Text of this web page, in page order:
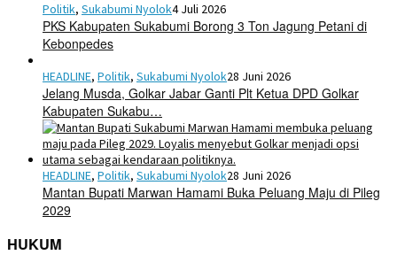
Politik, Sukabumi Nyolok4 Juli 2026
PKS Kabupaten Sukabumi Borong 3 Ton Jagung Petani di
Kebonpedes
HEADLINE, Politik, Sukabumi Nyolok28 Juni 2026
Jelang Musda, Golkar Jabar Ganti Plt Ketua DPD Golkar
Kabupaten Sukabu…
HEADLINE, Politik, Sukabumi Nyolok28 Juni 2026
Mantan Bupati Marwan Hamami Buka Peluang Maju di Pileg
2029
HUKUM